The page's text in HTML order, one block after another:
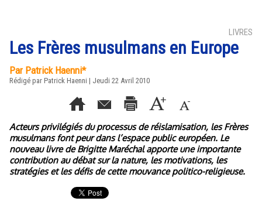
LIVRES
Les Frères musulmans en Europe
Par Patrick Haenni*
Rédigé par Patrick Haenni | Jeudi 22 Avril 2010
Acteurs privilégiés du processus de réislamisation, les Frères
musulmans font peur dans l’espace public européen. Le
nouveau livre de Brigitte Maréchal apporte une importante
contribution au débat sur la nature, les motivations, les
stratégies et les défis de cette mouvance politico-religieuse.